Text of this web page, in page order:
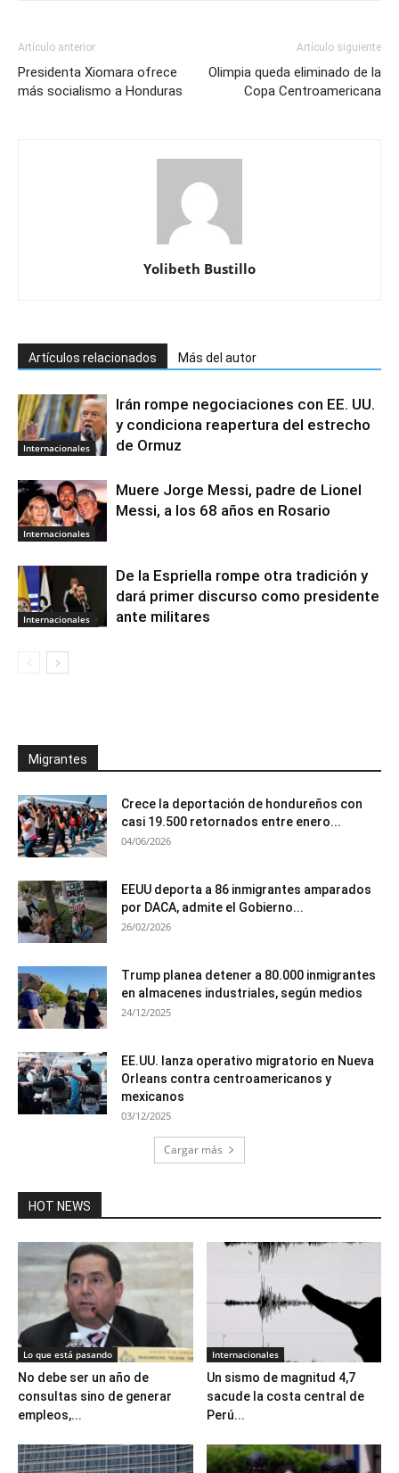
Artículo anterior
Presidenta Xiomara ofrece
más socialismo a Honduras
Artículo siguiente
Olimpia queda eliminado de la
Copa Centroamericana
Yolibeth Bustillo
Artículos relacionados Más del autor
Internacionales
Irán rompe negociaciones con EE. UU.
y condiciona reapertura del estrecho
de Ormuz
Internacionales
Muere Jorge Messi, padre de Lionel
Messi, a los 68 años en Rosario
Internacionales
De la Espriella rompe otra tradición y
dará primer discurso como presidente
ante militares
Migrantes
Crece la deportación de hondureños con
casi 19.500 retornados entre enero...
04/06/2026
EEUU deporta a 86 inmigrantes amparados
por DACA, admite el Gobierno...
26/02/2026
Trump planea detener a 80.000 inmigrantes
en almacenes industriales, según medios
24/12/2025
EE.UU. lanza operativo migratorio en Nueva
Orleans contra centroamericanos y
mexicanos
03/12/2025
Cargar más
HOT NEWS
Lo que está pasando
No debe ser un año de
consultas sino de generar
empleos,...
Internacionales
Un sismo de magnitud 4,7
sacude la costa central de
Perú...